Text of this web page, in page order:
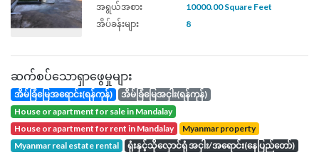
အရွယ်အစား
10000.00 Square Feet
အိပ်ခန်းများ
8
ဆက်စပ်သောရှာဖွေမှုများ
အိမ်ခြံမြေအရောင်း(ရန်ကုန်)
အိမ်ခြံမြေအငှါး(ရန်ကုန်)
house or apartment for sale in Mandalay
house or apartment for rent in Mandalay
Myanmar property
Myanmar real estate rental
ရုံးနှင့်သိုလှောင်ရုံ အငှါး/အရောင်း(နေပြည်တော်)